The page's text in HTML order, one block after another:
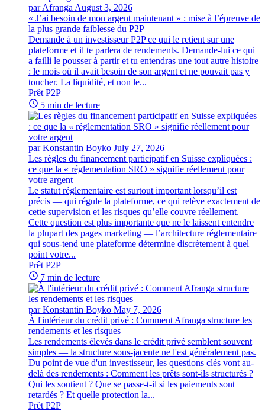
par Afranga August 3, 2026
« J’ai besoin de mon argent maintenant » : mise à l’épreuve de
la plus grande faiblesse du P2P
Demande à un investisseur P2P ce qui le retient sur une
plateforme et il te parlera de rendements. Demande-lui ce qui
a failli le pousser à partir et tu entendras une tout autre histoire
: le mois où il avait besoin de son argent et ne pouvait pas y
toucher. La liquidité, et non le...
Prêt P2P
5 min de lecture
par Konstantin Boyko July 27, 2026
Les règles du financement participatif en Suisse expliquées :
ce que la « réglementation SRO » signifie réellement pour
votre argent
Le statut réglementaire est surtout important lorsqu’il est
précis — qui régule la plateforme, ce qui relève exactement de
cette supervision et les risques qu’elle couvre réellement.
Cette question est plus importante que ne le laissent entendre
la plupart des pages marketing — l’architecture réglementaire
qui sous-tend une plateforme détermine discrètement à quel
point votre...
Prêt P2P
7 min de lecture
par Konstantin Boyko May 7, 2026
À l'intérieur du crédit privé : Comment Afranga structure les
rendements et les risques
Les rendements élevés dans le crédit privé semblent souvent
simples — la structure sous-jacente ne l'est généralement pas.
Du point de vue d'un investisseur, les questions clés vont au-
delà des rendements : Comment les prêts sont-ils structurés ?
Qui les soutient ? Que se passe-t-il si les paiements sont
retardés ? Et quelle protection la...
Prêt P2P